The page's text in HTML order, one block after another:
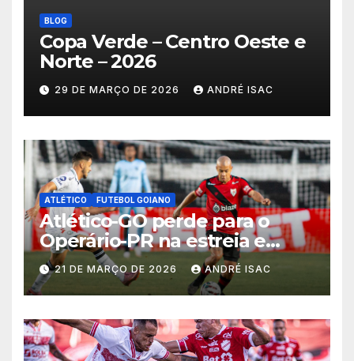
BLOG
Copa Verde – Centro Oeste e
Norte – 2026
29 DE MARÇO DE 2026 ANDRÉ ISAC
ATLÉTICO FUTEBOL GOIANO
Atlético-GO perde para o
Operário-PR na estreia e
começa sob pressão a Série B
2026
21 DE MARÇO DE 2026 ANDRÉ ISAC